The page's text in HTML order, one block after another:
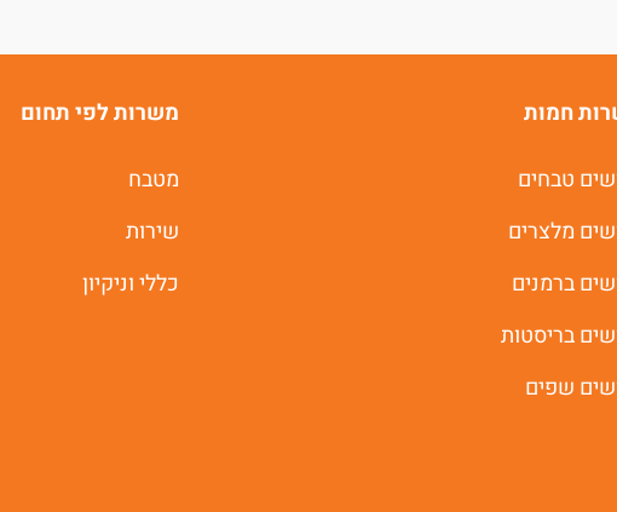
חמות
טבחים
מלצרים
ברמנים
בריסטות
שפים
משרות לפי תחום
מטבח
שירות
כללי וניקיון
תוך 60 שניות